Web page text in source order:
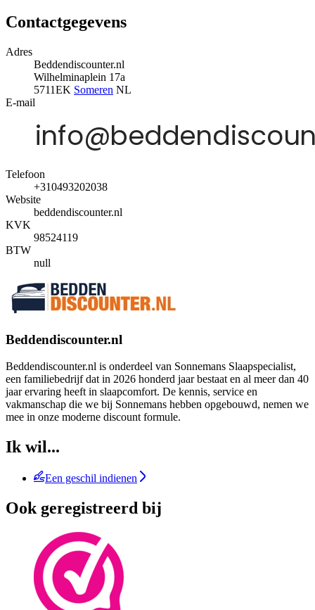
Contactgegevens
Adres
Beddendiscounter.nl
Wilhelminaplein 17a
5711EK Someren NL
E-mail
Telefoon
+310493202038
Website
beddendiscounter.nl
KVK
98524119
BTW
null
Beddendiscounter.nl
Beddendiscounter.nl is onderdeel van Sonnemans Slaapspecialist,
een familiebedrijf dat in 2026 honderd jaar bestaat en al meer dan 40
jaar ervaring heeft in slaapcomfort. De kennis, service en
vakmanschap die we bij Sonnemans hebben opgebouwd, nemen we
mee in onze moderne discount formule.
Ik wil...
Een geschil indienen
Ook geregistreerd bij